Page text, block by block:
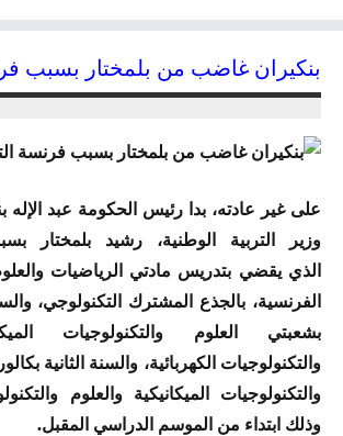
بنكيران غاضب من بلمختار بسبب
على غير عادته، بدا رئيس الحكومة عبد الإله
وزير التربية الوطنية، رشيد بلمختار
الذي يقضي بتدريس مادتي الرياضيات والعلوم
الفرنسية، بالجذع المشترك التكنولوجي،
بشعبتي العلوم والتكنولوجيات
والتكنولوجيات الكهربائية، والسنة الثانية
والتكنولوجيات الميكانيكية والعلوم
وذلك ابتداء من الموسم الدراسي المقبل.